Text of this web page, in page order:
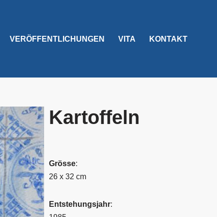
VERÖFFENTLICHUNGEN VITA KONTAKT
Kartoffeln
Grösse:
26 x 32 cm
Entstehungsjahr: